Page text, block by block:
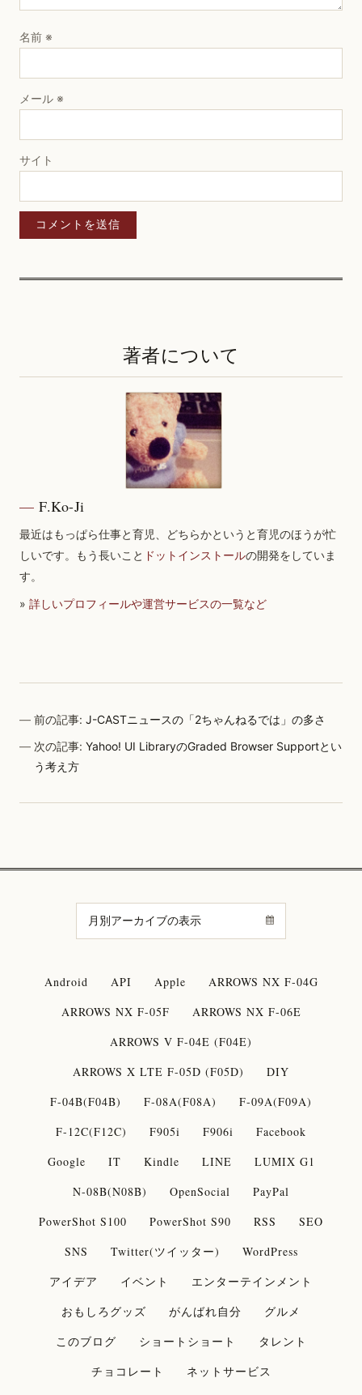
名前 ※
メール ※
サイト
著者について
F.Ko-Ji
最近はもっぱら仕事と育児、どちらかというと育児のほうが忙
しいです。もう長いこと ドットインストールの開発をしていま
す。
» 詳しいプロフィールや運営サービスの一覧など
前の記事:J-CASTニュースの「2ちゃんねるでは」の多さ
次の記事:Yahoo! UI LibraryのGraded Browser Supportとい
う考え方
Android API Apple
ARROWS NX F-04G
ARROWS NX F-05F
ARROWS NX F-06E
ARROWS V F-04E (F04E)
ARROWS X LTE F-05D (F05D)
DIY
F-04B(F04B)
F-08A(F08A)
F-09A(F09A)
F-12C(F12C)
F905i F906i
Facebook
Google
IT Kindle LINE
LUMIX G1
N-08B(N08B)
OpenSocial
PayPal
PowerShot S100
PowerShot S90 RSS
SEO
SNS
Twitter(ツイッター)
WordPress
アイデア
イベント
エンターテインメント
おもしろグッズ
がんばれ自分
グルメ
このブログ
ショートショート
タレント
チョコレート
ネットサービス